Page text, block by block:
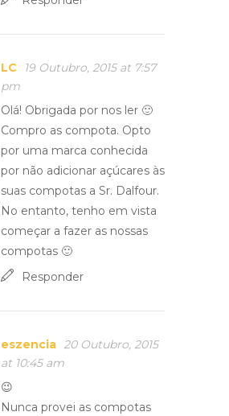
LC
19 Outubro, 2015 at 7:57
pm
Olá! Obrigada por nos ler 🙂
Compro as compota. Opto
por uma marca conhecida
por não adicionar açúcares às
suas compotas a Sr. Dalfour.
No entanto, tenho em vista
começar a fazer as nossas
compotas 🙂
Responder
eszencia 20 Outubro, 2015
at 10:45 am
😉
Nunca provei as compotas